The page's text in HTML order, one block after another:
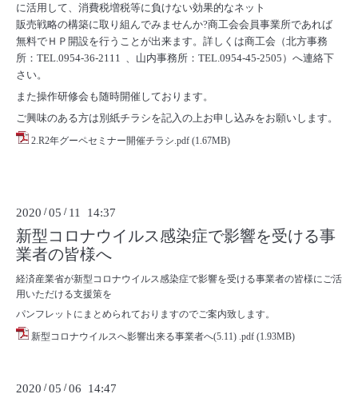
に活用して、消費税増税等に負けない効果的なネット
販売戦略の構築に取り組んでみませんか?商工会会員事業所であれば
無料でＨＰ開設を行うことが出来ます。詳しくは商工会（北方事務
所：TEL.0954-36-2111 、山内事務所：TEL.0954-45-2505）へ連絡下
さい。
また操作研修会も随時開催しております。
ご興味のある方は別紙チラシを記入の上お申し込みをお願いします。
2.R2年グーペセミナー開催チラシ.pdf (1.67MB)
2020 /05 / 11 14:37
新型コロナウイルス感染症で影響を受ける事
業者の皆様へ
経済産業省が新型コロナウイルス感染症で影響を受ける事業者の皆様にご活
用いただける支援策を
パンフレットにまとめられておりますのでご案内致します。
新型コロナウイルスへ影響出来る事業者へ(5.11) .pdf (1.93MB)
2020 /05 /06 14:47